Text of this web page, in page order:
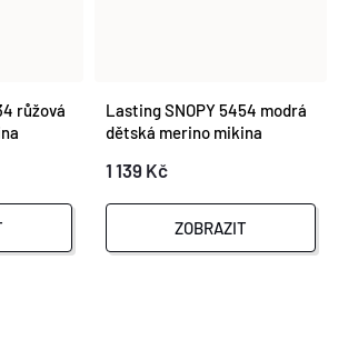
růžová
Lasting SNOPY 5454 modrá
dětská merino mikina
1 139 Kč
ZOBRAZIT